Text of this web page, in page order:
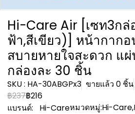
Hi-Care Air [เซท3ก
ฟ้า,สีเขียว)] หน้ากากอ
สบายหายใจสะดวก แ
กล่องละ 30 ชิ้น
SKU : HA-30ABGPx3 ขายแล้ว 0 ชิ้น
฿237฿216
แบรนด์:
Hi-Careหมวดหมู่:Hi-Care,